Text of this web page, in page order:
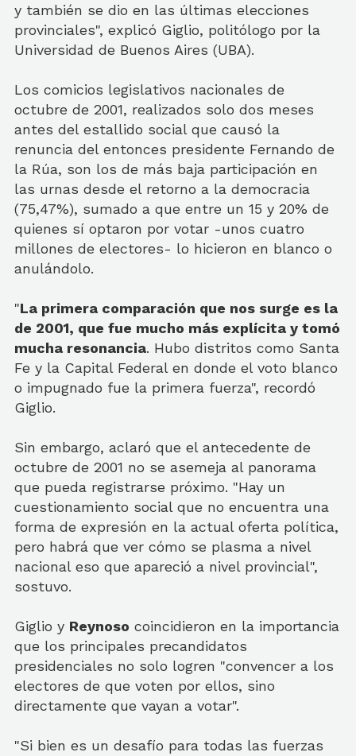
y también se dio en las últimas elecciones
provinciales", explicó Giglio, politólogo por la
Universidad de Buenos Aires (UBA).
Los comicios legislativos nacionales de
octubre de 2001, realizados solo dos meses
antes del estallido social que causó la
renuncia del entonces presidente Fernando de
la Rúa, son los de más baja participación en
las urnas desde el retorno a la democracia
(75,47%), sumado a que entre un 15 y 20% de
quienes sí optaron por votar -unos cuatro
millones de electores- lo hicieron en blanco o
anulándolo.
"La primera comparación que nos surge es la
de 2001, que fue mucho más explícita y tomó
mucha resonancia. Hubo distritos como Santa
Fe y la Capital Federal en donde el voto blanco
o impugnado fue la primera fuerza", recordó
Giglio.
Sin embargo, aclaró que el antecedente de
octubre de 2001 no se asemeja al panorama
que pueda registrarse próximo. "Hay un
cuestionamiento social que no encuentra una
forma de expresión en la actual oferta política,
pero habrá que ver cómo se plasma a nivel
nacional eso que apareció a nivel provincial",
sostuvo.
Giglio y Reynoso coincidieron en la importancia
que los principales precandidatos
presidenciales no solo logren "convencer a los
electores de que voten por ellos, sino
directamente que vayan a votar".
"Si bien es un desafío para todas las fuerzas